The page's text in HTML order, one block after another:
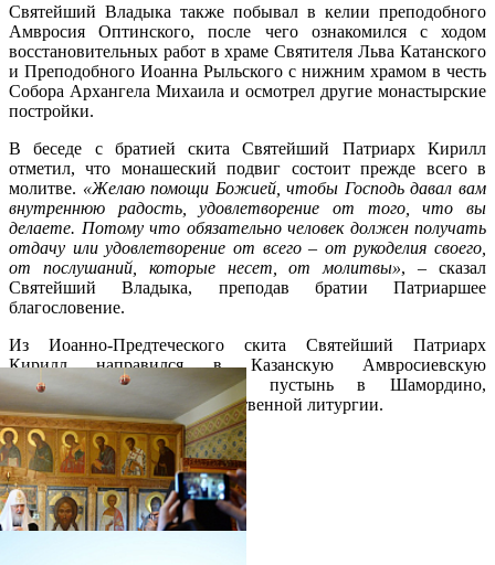
Святейший Владыка также побывал в келии преподобного
Амвросия Оптинского, после чего ознакомился с ходом
восстановительных работ в храме Святителя Льва Катанского
и Преподобного Иоанна Рыльского с нижним храмом в честь
Собора Архангела Михаила и осмотрел другие монастырские
постройки.
В беседе с братией скита Святейший Патриарх Кирилл
отметил, что монашеский подвиг состоит прежде всего в
молитве. «Желаю помощи Божией, чтобы Господь давал вам
внутреннюю радость, удовлетворение от того, что вы
делаете. Потому что обязательно человек должен получать
отдачу или удовлетворение от всего – от рукоделия своего,
от послушаний, которые несет, от молитвы», – сказал
Святейший Владыка, преподав братии Патриаршее
благословение.
Из Иоанно-Предтеческого скита Святейший Патриарх
Кирилл направился в Казанскую Амвросиевскую
ставропигиальную женскую пустынь в Шамордино,
где возглавил служение Божественной литургии.
Распечатать
Фото